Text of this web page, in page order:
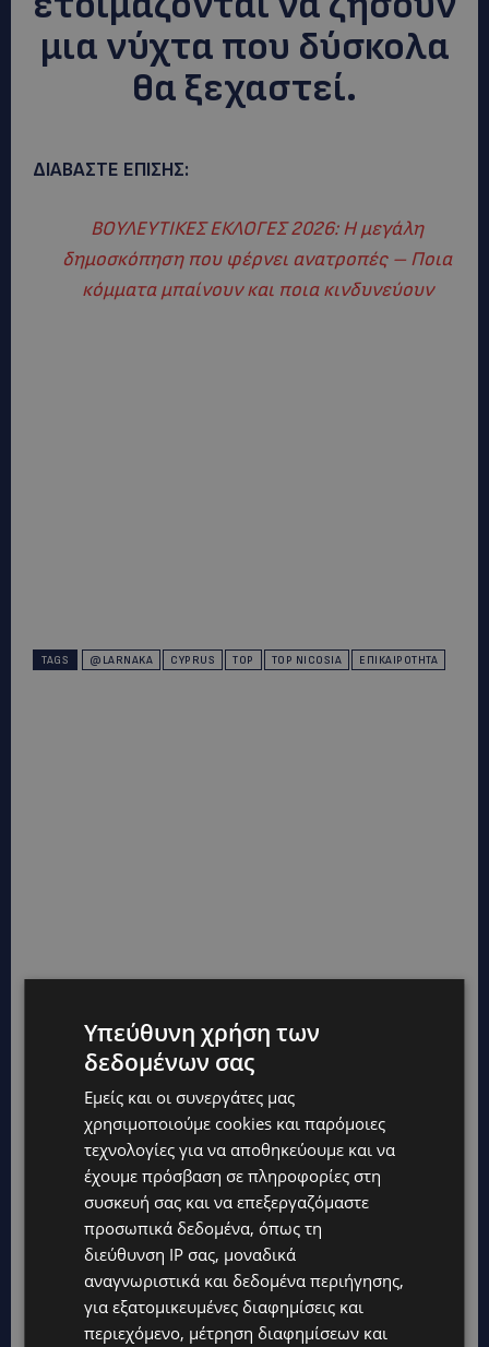
μια νύχτα που δύσκολα
θα ξεχαστεί.
ΔΙΑΒΑΣΤΕ ΕΠΙΣΗΣ:
ΒΟΥΛΕΥΤΙΚΕΣ ΕΚΛΟΓΕΣ 2026: Η μεγάλη
δημοσκόπηση που φέρνει ανατροπές – Ποια
κόμματα μπαίνουν και ποια κινδυνεύουν
TAGS @LARNAKA CYPRUS TOP TOP NICOSIA ΕΠΙΚΑΙΡΌΤΗΤΑ
Υπεύθυνη χρήση των
δεδομένων σας
Εμείς και οι συνεργάτες μας
χρησιμοποιούμε cookies και παρόμοιες
τεχνολογίες για να αποθηκεύουμε και να
έχουμε πρόσβαση σε πληροφορίες στη
συσκευή σας και να επεξεργαζόμαστε
προσωπικά δεδομένα, όπως τη
διεύθυνση IP σας, μοναδικά
αναγνωριστικά και δεδομένα περιήγησης,
για εξατομικευμένες διαφημίσεις και
περιεχόμενο, μέτρηση διαφημίσεων και